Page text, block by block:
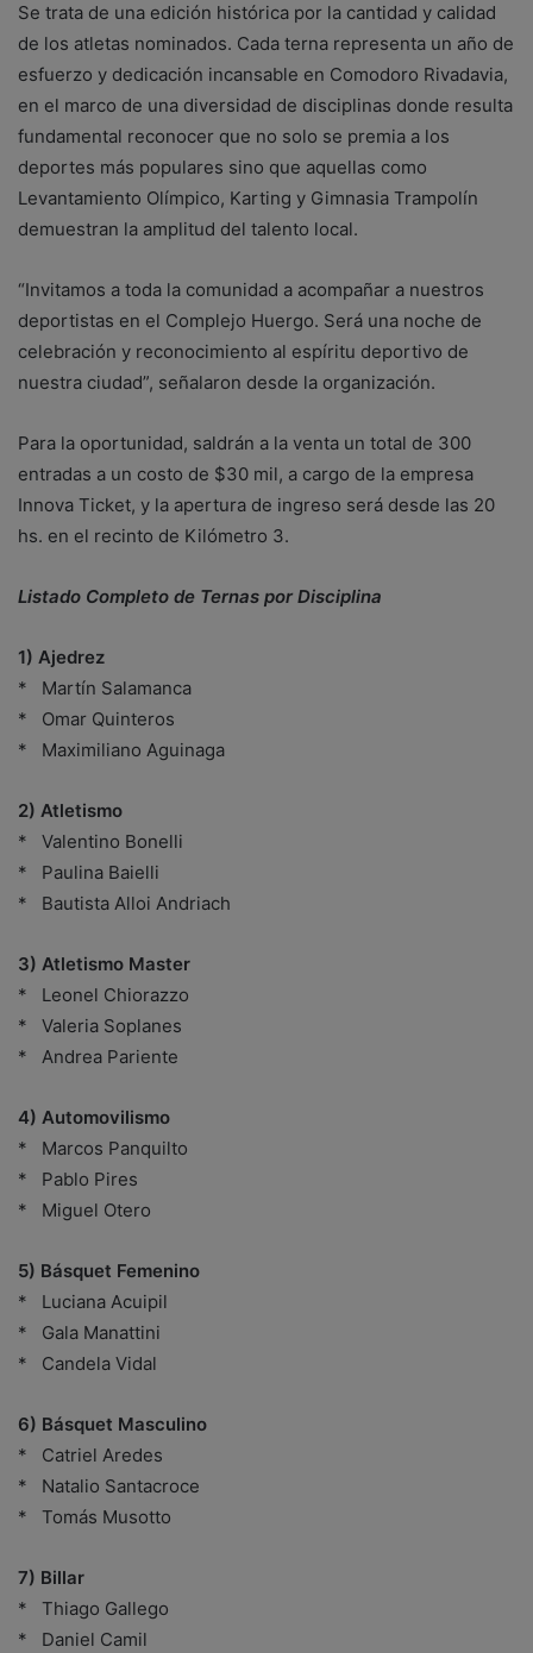
Se trata de una edición histórica por la cantidad y calidad
de los atletas nominados. Cada terna representa un año de
esfuerzo y dedicación incansable en Comodoro Rivadavia,
en el marco de una diversidad de disciplinas donde resulta
fundamental reconocer que no solo se premia a los
deportes más populares sino que aquellas como
Levantamiento Olímpico, Karting y Gimnasia Trampolín
demuestran la amplitud del talento local.
“Invitamos a toda la comunidad a acompañar a nuestros
deportistas en el Complejo Huergo. Será una noche de
celebración y reconocimiento al espíritu deportivo de
nuestra ciudad”, señalaron desde la organización.
Para la oportunidad, saldrán a la venta un total de 300
entradas a un costo de $30 mil, a cargo de la empresa
Innova Ticket, y la apertura de ingreso será desde las 20
hs. en el recinto de Kilómetro 3.
Listado Completo de Ternas por Disciplina
1) Ajedrez
* Martín Salamanca
* Omar Quinteros
* Maximiliano Aguinaga
2) Atletismo
* Valentino Bonelli
* Paulina Baielli
* Bautista Alloi Andriach
3) Atletismo Master
* Leonel Chiorazzo
* Valeria Soplanes
* Andrea Pariente
4) Automovilismo
* Marcos Panquilto
* Pablo Pires
* Miguel Otero
5) Básquet Femenino
* Luciana Acuipil
* Gala Manattini
* Candela Vidal
6) Básquet Masculino
* Catriel Aredes
* Natalio Santacroce
* Tomás Musotto
7) Billar
* Thiago Gallego
* Daniel Camil